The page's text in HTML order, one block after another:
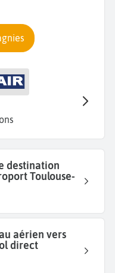
destination
Toulouse-
aérien vers
direct